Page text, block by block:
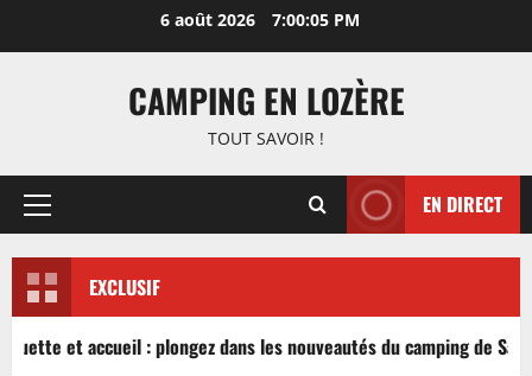
6 août 2026 7:00:05 PM
CAMPING EN LOZÈRE
TOUT SAVOIR !
Menu
EN DIRECT
EXCLUSIF
et accueil : plongez dans les nouveautés du camping de